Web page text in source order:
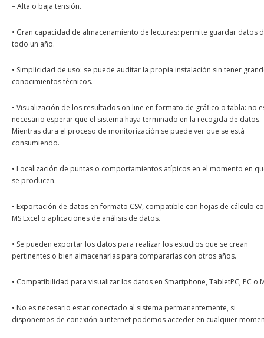
– Alta o baja tensión.
• Gran capacidad de almacenamiento de lecturas: permite guardar datos
todo un año.
• Simplicidad de uso: se puede auditar la propia instalación sin tener
conocimientos técnicos.
• Visualización de los resultados on line en formato de gráfico o tabla: no
necesario esperar que el sistema haya terminado en la recogida de datos.
Mientras dura el proceso de monitorización se puede ver que se está
consumiendo.
• Localización de puntas o comportamientos atípicos en el momento en
se producen.
• Exportación de datos en formato CSV, compatible con hojas de cálculo
MS Excel o aplicaciones de análisis de datos.
• Se pueden exportar los datos para realizar los estudios que se crean
pertinentes o bien almacenarlas para compararlas con otros años.
• Compatibilidad para visualizar los datos en Smartphone, TabletPC, PC o
• No es necesario estar conectado al sistema permanentemente, si
disponemos de conexión a internet podemos acceder en cualquier